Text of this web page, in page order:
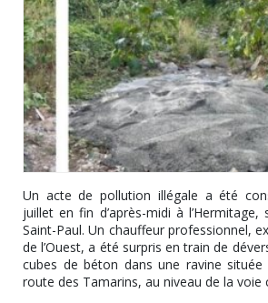
Un acte de pollution illégale a été
juillet en fin d’après-midi à
Saint-Paul. Un chauffeur professionnel,
de l’Ouest, a été surpris en train de
cubes de béton dans une ravine
route des Tamarins, au niveau de la voie